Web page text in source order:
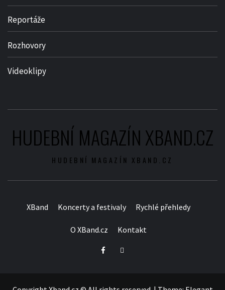
Reportáže
Rozhovory
Videoklipy
HUDEBNÍ MAGAZÍN XBAND.CZ
HUDEBNÍ MAGAZÍN XBAND.CZ
XBand Koncerty a festivaly Rychlé přehledy
O XBand.cz Kontakt
FacebookTwitter